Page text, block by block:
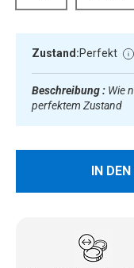
Zustand:Perfekt
Beschreibung : Wie
perfektem Zustand
IN